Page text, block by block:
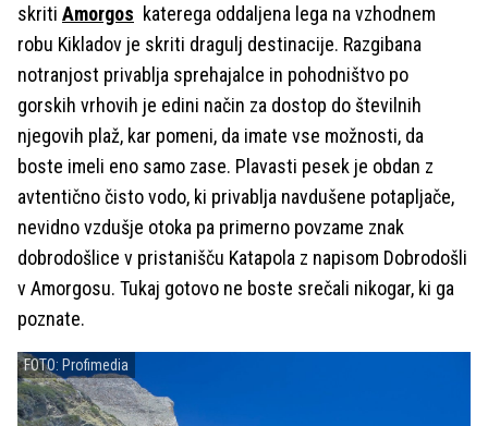
skriti Amorgos katerega oddaljena lega na vzhodnem
robu Kikladov je skriti dragulj destinacije. Razgibana
notranjost privablja sprehajalce in pohodništvo po
gorskih vrhovih je edini način za dostop do številnih
njegovih plaž, kar pomeni, da imate vse možnosti, da
boste imeli eno samo zase. Plavasti pesek je obdan z
avtentično čisto vodo, ki privablja navdušene potapljače,
nevidno vzdušje otoka pa primerno povzame znak
dobrodošlice v pristanišču Katapola z napisom Dobrodošli
v Amorgosu. Tukaj gotovo ne boste srečali nikogar, ki ga
poznate.
FOTO: Profimedia